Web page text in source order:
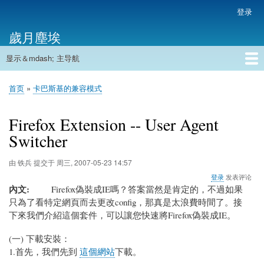
主
内
帐
户
菜
单
登录
歲月塵埃
主
航
显示＆mdash; 主导航
首页
面
屑
首页 卡巴斯基的兼容模式
Firefox Extension -- User Agent
Switcher
由 铁兵提交于 周三, 2007-05-23 14:57
登录 发表评论
內文
Firefox偽裝成IE嗎？答案當然是肯定的，不過如果
只為了看特定網頁而去更改config，那真是太浪費時間了。接
下來我們介紹這個套件，可以讓您快速將Firefox偽裝成IE。
(一) 下載安裝：
1.首先，我們先到 這個網站下載。